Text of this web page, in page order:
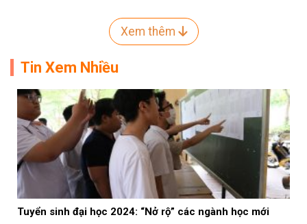
Xem thêm
Tin Xem Nhiều
Tuyển sinh đại học 2024: “Nở rộ” các ngành học mới